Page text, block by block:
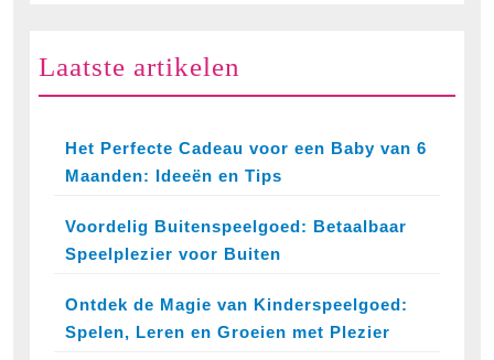
Laatste artikelen
Het Perfecte Cadeau voor een Baby van 6
Maanden: Ideeën en Tips
Voordelig Buitenspeelgoed: Betaalbaar
Speelplezier voor Buiten
Ontdek de Magie van Kinderspeelgoed:
Spelen, Leren en Groeien met Plezier